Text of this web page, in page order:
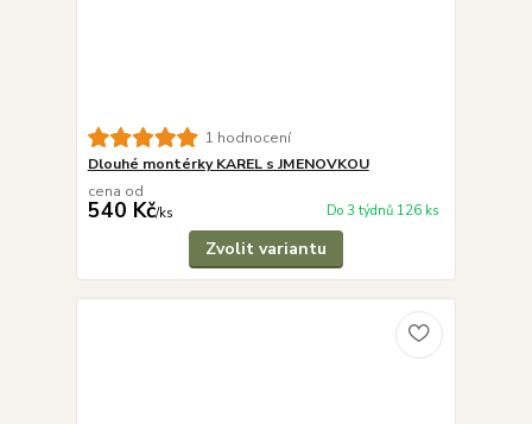
1 hodnocení
Dlouhé montérky KAREL s JMENOVKOU
cena od
540 Kč/ks Do 3 týdnů 126 ks
Zvolit variantu